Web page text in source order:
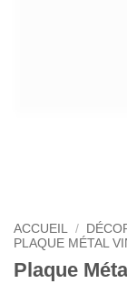
ACCUEIL /
PLAQUE MÉTAL
Plaque